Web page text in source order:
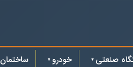
صنعتی خودرو ساختمان